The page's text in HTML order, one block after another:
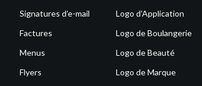
Signatures d’e-mail
Factures
Menus
Flyers
Logo d'Application
Logo de Boulangerie
Logo de Beauté
Logo de Marque